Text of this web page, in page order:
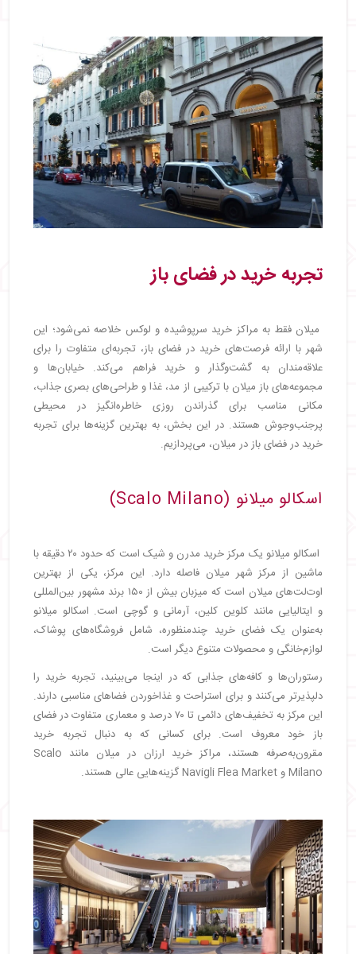
تجربه خرید در فضای باز
میلان فقط به مراکز خرید سرپوشیده و لوکس خلاصه نمی‌شود؛ این
شهر با ارائه فرصت‌های خرید در فضای باز، تجربه‌ای متفاوت را برای
علاقه‌مندان به گشت‌وگذار و خرید فراهم می‌کند. خیابان‌ها و
مجموعه‌های باز میلان با ترکیبی از مد، غذا و طراحی‌های بصری جذاب،
مکانی مناسب برای گذراندن روزی خاطره‌انگیز در محیطی
پرجنب‌وجوش هستند. در این بخش، به بهترین گزینه‌ها برای تجربه
خرید در فضای باز در میلان، می‌پردازیم.
اسکالو میلانو (Scalo Milano)
اسکالو میلانو یک مرکز خرید مدرن و شیک است که حدود ۲۰ دقیقه با
ماشین از مرکز شهر میلان فاصله دارد. این مرکز، یکی از بهترین
اوت‌لت‌های میلان است که میزبان بیش از ۱۵۰ برند مشهور بین‌المللی
و ایتالیایی مانند کلوین کلین، آرمانی و گوچی است. اسکالو میلانو
به‌عنوان یک فضای خرید چندمنظوره، شامل فروشگاه‌های پوشاک،
لوازم‌خانگی و محصولات متنوع دیگر است.
رستوران‌ها و کافه‌های جذابی که در اینجا می‌بینید، تجربه خرید را
دلپذیرتر می‌کنند و برای استراحت و غذاخوردن فضاهای مناسبی دارند.
این مرکز به تخفیف‌های دائمی تا ۷۰ درصد و معماری متفاوت در فضای
باز خود معروف است. برای کسانی که به دنبال تجربه خرید
مقرون‌به‌صرفه هستند، مراکز خرید ارزان در میلان مانند Scalo
Milano و Navigli Flea Market گزینه‌هایی عالی هستند.